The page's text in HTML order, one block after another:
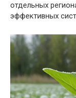
отдельных
эффективных